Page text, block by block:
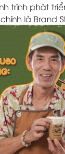
trình phát
là Brand